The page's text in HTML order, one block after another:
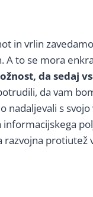
in vrlin
to se mora
da sedaj
da vam
s